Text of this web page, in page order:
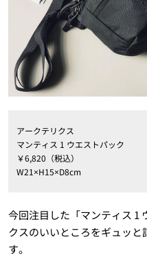
アークテリクス
マンティス 1 ウエストパック
￥6,820（税込）
W21×H15×D8cm
今回注目した「マンティス 1
クスのいいところをギュッ
す。